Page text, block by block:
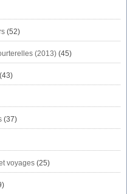
(52)
(2013)(45)
(43)
(37)
voyages(25)